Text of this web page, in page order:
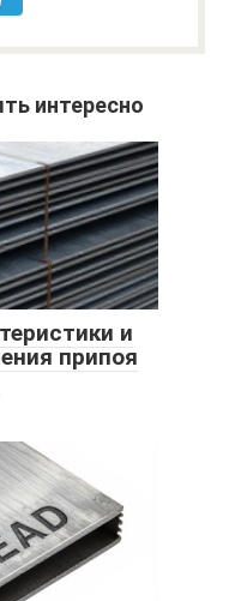
интересно
и
припоя